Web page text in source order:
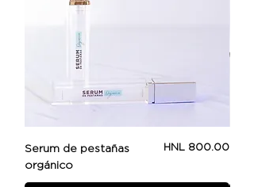
Serum de pestañas
orgánico
Price
HNL 800.00